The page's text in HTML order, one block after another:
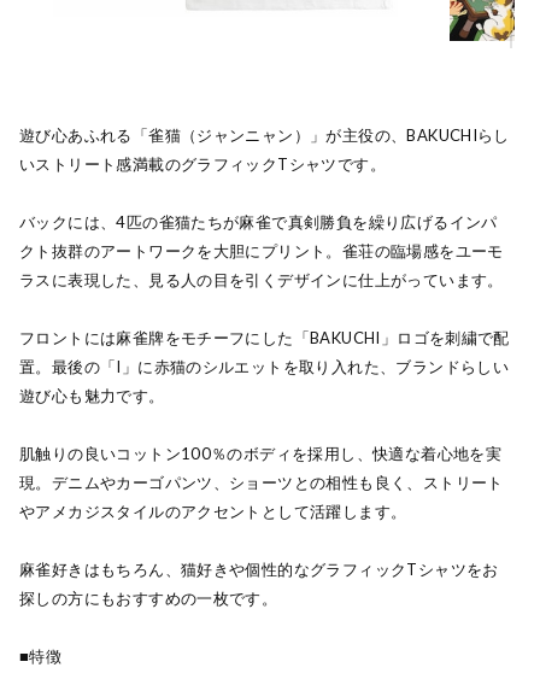
遊び心あふれる「雀猫（ジャンニャン）」が主役の、BAKUCHIらし
いストリート感満載のグラフィックTシャツです。
バックには、4匹の雀猫たちが麻雀で真剣勝負を繰り広げるインパ
クト抜群のアートワークを大胆にプリント。雀荘の臨場感をユーモ
ラスに表現した、見る人の目を引くデザインに仕上がっています。
フロントには麻雀牌をモチーフにした「BAKUCHI」ロゴを刺繍で配
置。最後の「I」に赤猫のシルエットを取り入れた、ブランドらしい
遊び心も魅力です。
肌触りの良いコットン100％のボディを採用し、快適な着心地を実
現。デニムやカーゴパンツ、ショーツとの相性も良く、ストリート
やアメカジスタイルのアクセントとして活躍します。
麻雀好きはもちろん、猫好きや個性的なグラフィックTシャツをお
探しの方にもおすすめの一枚です。
■特徴